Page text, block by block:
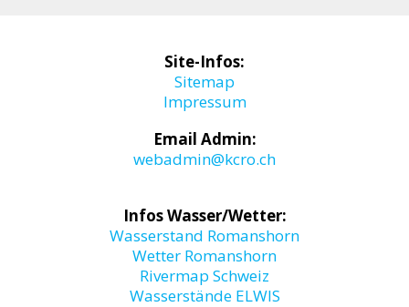
Site-Infos:
Sitemap
Impressum
Email Admin:
webadmin@kcro.ch
Infos Wasser/Wetter:
Wasserstand Romanshorn
Wetter Romanshorn
Rivermap Schweiz
Wasserstände ELWIS